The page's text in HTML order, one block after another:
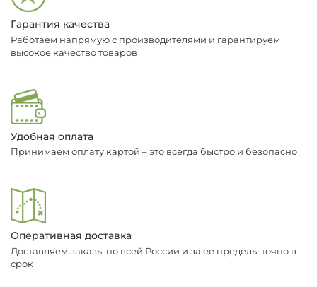
Гарантия качества
Работаем напрямую с производителями и гарантируем
высокое качество товаров
Удобная оплата
Принимаем оплату картой – это всегда быстро и безопасно
Оперативная доставка
Доставляем заказы по всей России и за ее пределы точно в
срок